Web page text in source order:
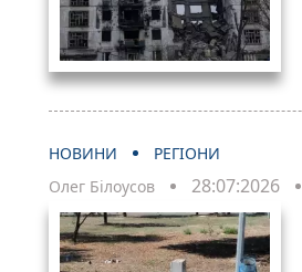
НОВИНИ
РЕГІОНИ
Олег Білоусов
28:07:2026